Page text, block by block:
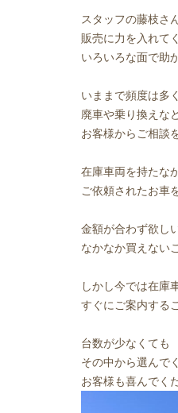
スタッフの藤枝さ
販売に力を入れて
いろいろな面で助
いままで頻度は多
廃車や乗り換えな
お客様からご相談
在庫車両を持たな
ご依頼されたお車
金額が合わず欲し
なかなか買えない
しかし今では在庫
すぐにご案内する
台数が少なくても
その中から選んで
お客様も喜んでく